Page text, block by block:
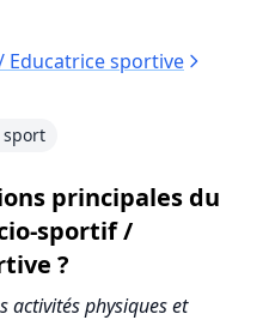
sportive
principales du
sportif /
?
activités physiques et